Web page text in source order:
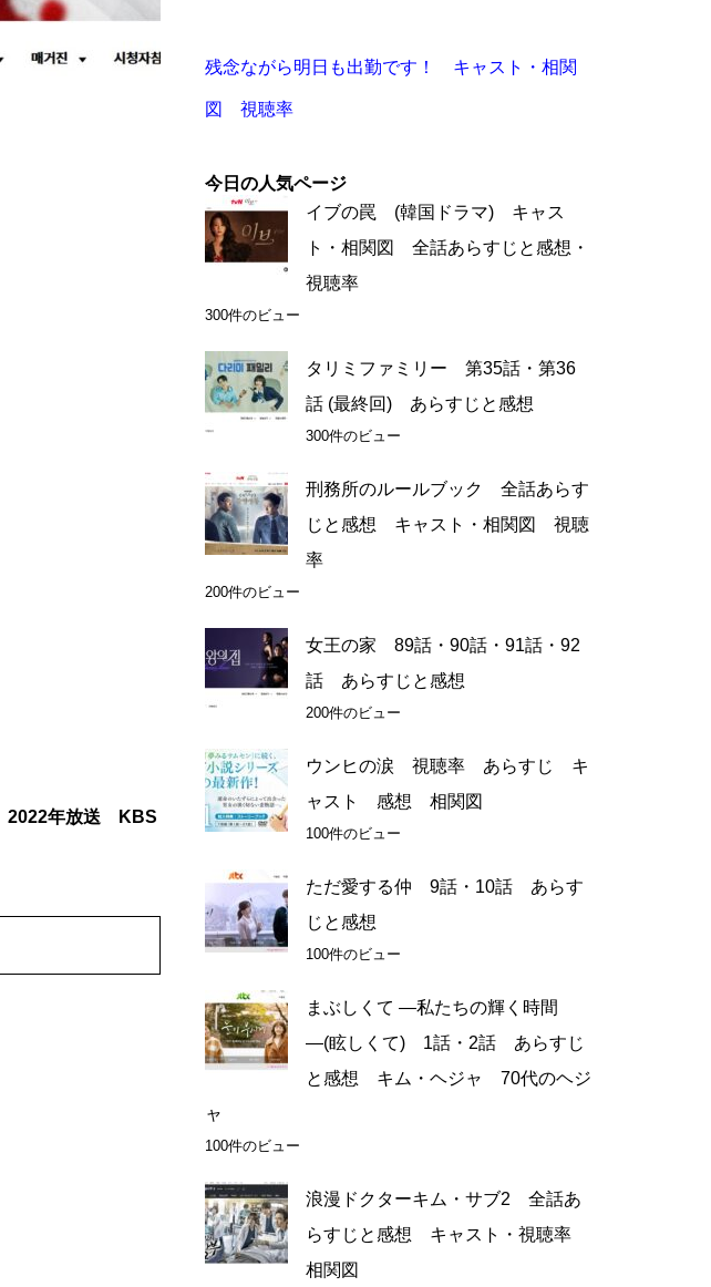
2022年放送 KBS
残念ながら明日も出勤です！ キャスト・相関
図 視聴率
今日の人気ページ
イブの罠 (韓国ドラマ) キャス
ト・相関図 全話あらすじと感想・
視聴率
300件のビュー
タリミファミリー 第35話・第36
話 (最終回) あらすじと感想
300件のビュー
刑務所のルールブック 全話あらす
じと感想 キャスト・相関図 視聴
率
200件のビュー
女王の家 89話・90話・91話・92
話 あらすじと感想
200件のビュー
ウンヒの涙 視聴率 あらすじ キ
ャスト 感想 相関図
100件のビュー
ただ愛する仲 9話・10話 あらす
じと感想
100件のビュー
まぶしくて ―私たちの輝く時間
―(眩しくて) 1話・2話 あらすじ
と感想 キム・ヘジャ 70代のヘジ
ャ
100件のビュー
浪漫ドクターキム・サブ2 全話あ
らすじと感想 キャスト・視聴率
相関図